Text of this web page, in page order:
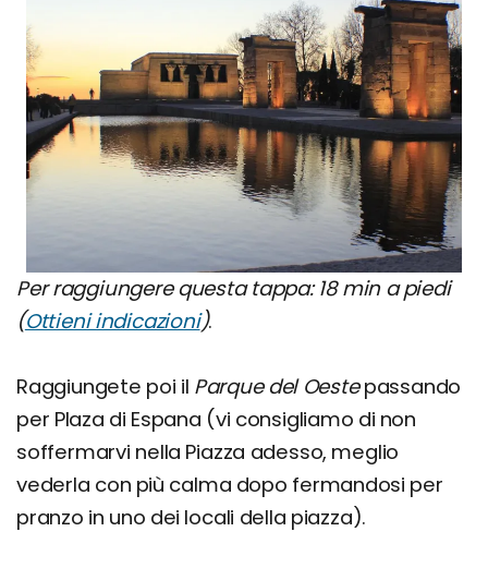
Per raggiungere questa tappa: 18 min a piedi
(Ottieni indicazioni).
Raggiungete poi il Parque del Oestepassando
per Plaza di Espana (vi consigliamo di non
soffermarvi nella Piazza adesso, meglio
vederla con più calma dopo fermandosi per
pranzo in uno dei locali della piazza).